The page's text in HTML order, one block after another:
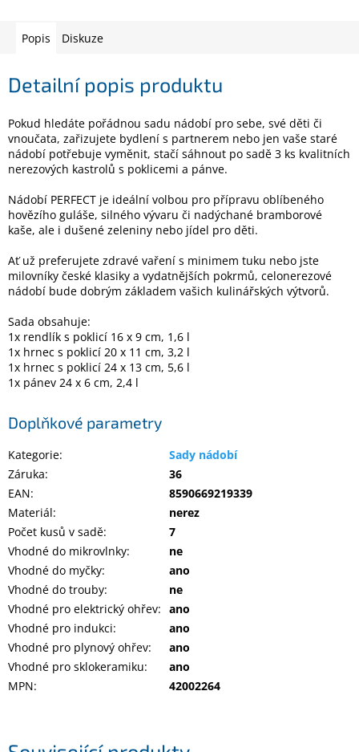
notebooky
Domácnost
%
Black
VÝPRODEJ
Akční
zboží
A
CARTRIDGE
OEM
Sestavy
počítačů
Kamerové
MILESIGHT
Doprodej
Přihlášení
Popis Diskuze
Detailní popis produktu
Pokud hledáte pořádnou sadu nádobí pro sebe, své děti či
vnoučata, zařizujete bydlení s partnerem nebo jen vaše staré
nádobí potřebuje vyměnit, stačí sáhnout po sadě 3 ks kvalitních
nerezových kastrolů s poklicemi a pánve.
Nádobí PERFECT je ideální volbou pro přípravu oblíbeného
hovězího guláše, silného vývaru či nadýchané bramborové
kaše, ale i dušené zeleniny nebo jídel pro děti.
Ať už preferujete zdravé vaření s minimem tuku nebo jste
milovníky české klasiky a vydatnějších pokrmů, celonerezové
nádobí bude dobrým základem vašich kulinářských výtvorů.
Sada obsahuje:
1x rendlík s poklicí 16 x 9 cm, 1,6 l
1x hrnec s poklicí 20 x 11 cm, 3,2 l
1x hrnec s poklicí 24 x 13 cm, 5,6 l
1x pánev 24 x 6 cm, 2,4 l
Doplňkové parametry
Kategorie:
Sady nádobí
Záruka:
36
EAN:
8590669219339
Materiál:
nerez
Počet kusů v sadě:
7
Vhodné do mikrovlnky:
ne
Vhodné do myčky:
ano
Vhodné do trouby:
ne
Vhodné pro elektrický ohřev: ano
Vhodné pro indukci:
ano
Vhodné pro plynový ohřev:
ano
Vhodné pro sklokeramiku:
ano
MPN: 42002264